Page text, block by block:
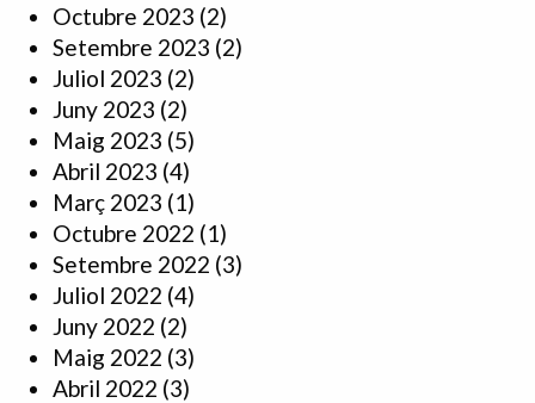
Octubre 2023 (2)
Setembre 2023 (2)
Juliol 2023 (2)
Juny 2023 (2)
Maig 2023 (5)
Abril 2023 (4)
Març 2023 (1)
Octubre 2022 (1)
Setembre 2022 (3)
Juliol 2022 (4)
Juny 2022 (2)
Maig 2022 (3)
Abril 2022 (3)